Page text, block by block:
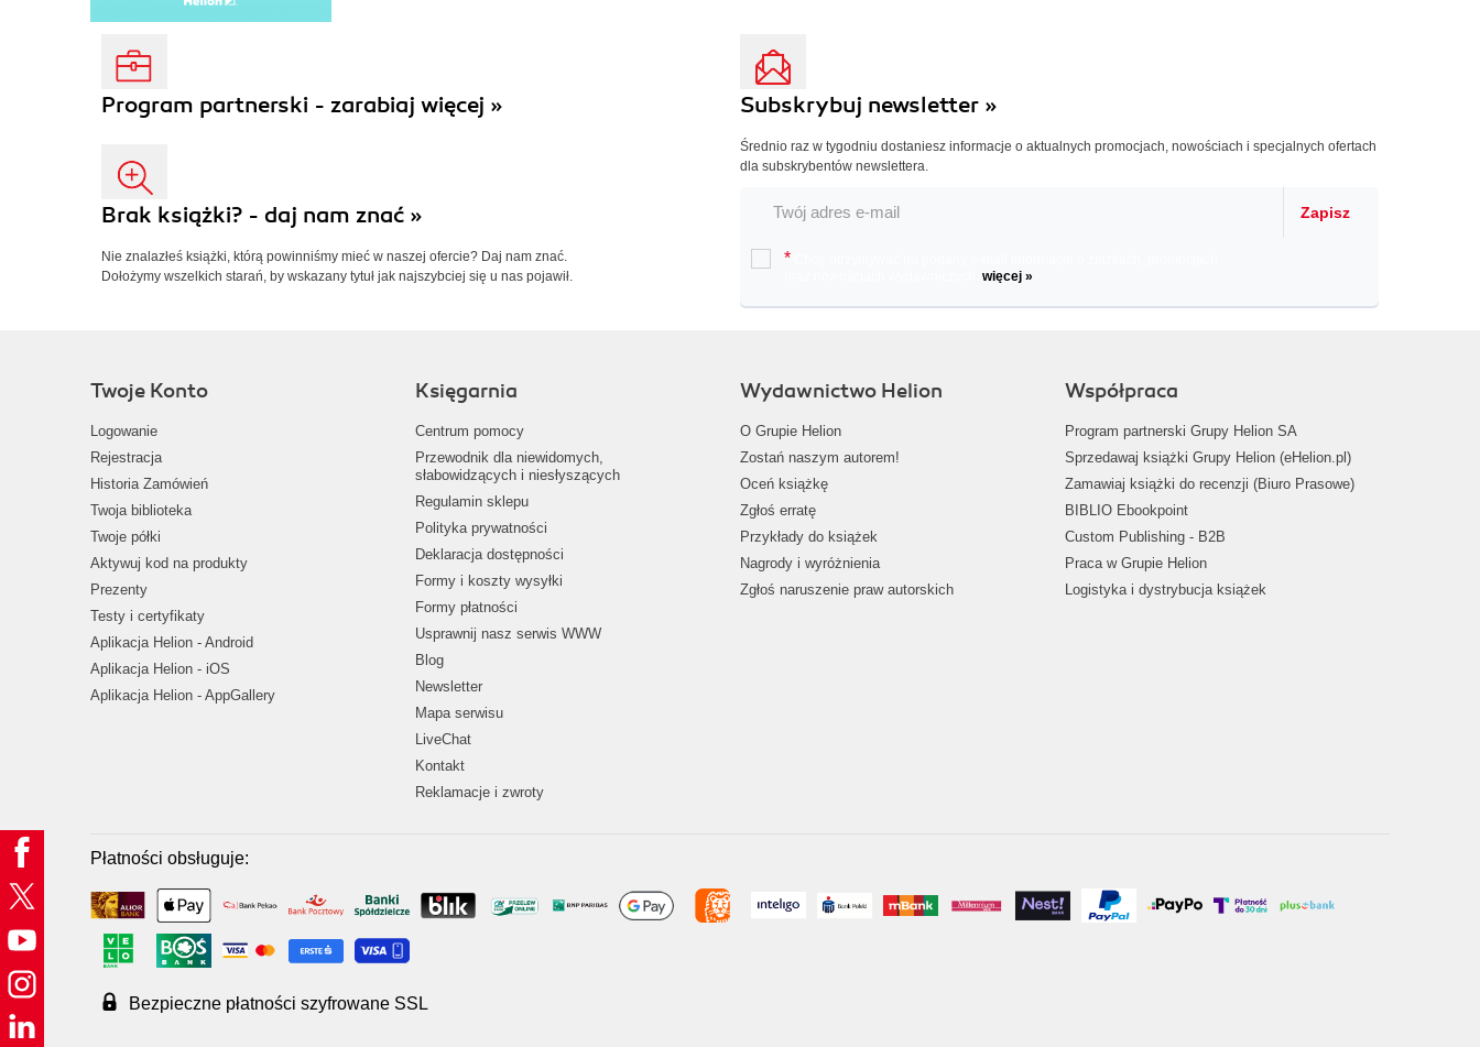
Program partnerski - zarabiaj więcej »
Brak książki? - daj nam znać »
Nie znalazłeś książki, którą powinniśmy mieć w naszej ofercie? Daj nam znać.
Dołożymy wszelkich starań, by wskazany tytuł jak najszybciej się u nas pojawił.
Subskrybuj newsletter »
Średnio raz w tygodniu dostaniesz informacje o aktualnych promocjach, nowościach i specjalnych ofertach
dla subskrybentów newslettera.
Zapisz
*
więcej »
Twoje Konto
Logowanie
Rejestracja
Historia Zamówień
Twoja biblioteka
Twoje półki
Aktywuj kod na produkty
Prezenty
Testy i certyfikaty
Aplikacja Helion - Android
Aplikacja Helion - iOS
Aplikacja Helion - AppGallery
Księgarnia
Centrum pomocy
Przewodnik dla niewidomych,
słabowidzących i niesłyszących
Regulamin sklepu
Polityka prywatności
Deklaracja dostępności
Formy i koszty wysyłki
Formy płatności
Usprawnij nasz serwis WWW
Blog
Newsletter
Mapa serwisu
LiveChat
Kontakt
Reklamacje i zwroty
Wydawnictwo Helion
O Grupie Helion
Zostań naszym autorem!
Oceń książkę
Zgłoś erratę
Przykłady do książek
Nagrody i wyróżnienia
Zgłoś naruszenie praw autorskich
Współpraca
Program partnerski Grupy Helion SA
Sprzedawaj książki Grupy Helion (eHelion.pl)
Zamawiaj książki do recenzji (Biuro Prasowe)
BIBLIO Ebookpoint
Custom Publishing - B2B
Praca w Grupie Helion
Logistyka i dystrybucja książek
Płatności obsługuje:
Bezpieczne płatności szyfrowane SSL